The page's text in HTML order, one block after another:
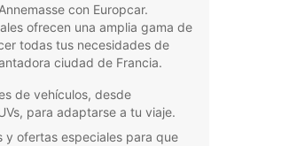
con Europcar.
ofrecen una amplia gama de
todas tus necesidades de
ciudad de Francia.
de vehículos, desde
para adaptarse a tu viaje.
y ofertas especiales para que